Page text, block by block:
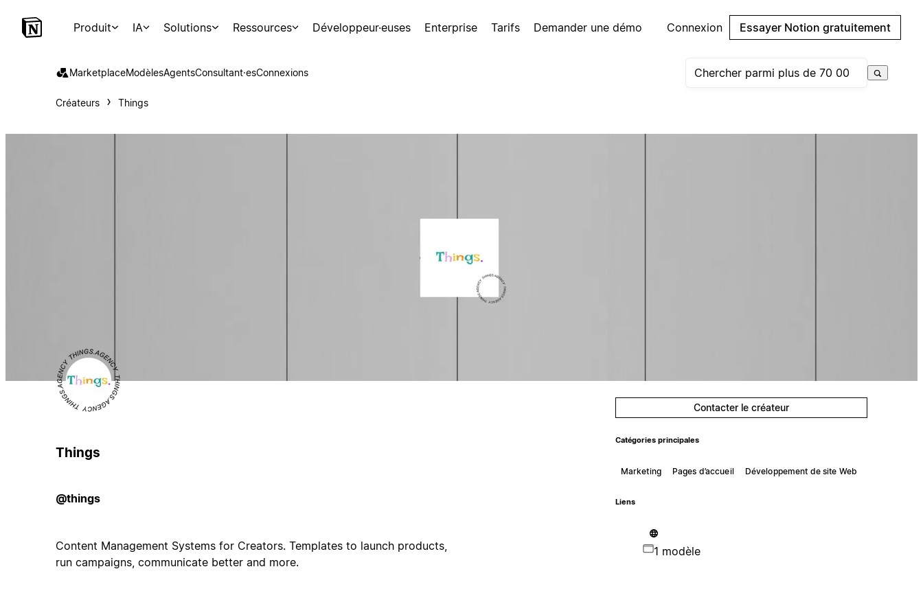
Produit IA Solutions Ressources Développeur·euses Enterprise Tarifs Demander une démo Connexion Essayer Notion gratuitement
MarketplaceModèlesAgentsConsultant·esConnexions
Créateurs Things
Things
@things
Content Management Systems for Creators. Templates to launch products,
run campaigns, communicate better and more.
Contacter le créateur
Catégories principales
Marketing Pages d’accueil Développement de site Web
Liens
1 modèle